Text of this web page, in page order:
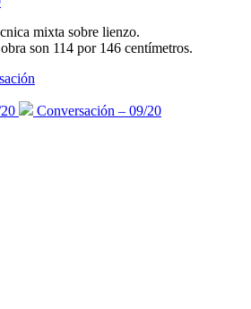
mixta sobre lienzo.
son 114 por 146 centímetros.
Conversación – 09/20